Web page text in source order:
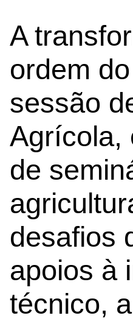
A
ordem
sessão
Agrícola,
de
desafios
apoios à
técnico,